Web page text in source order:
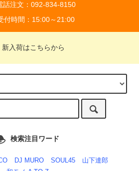
話注文：092-834-8150
付時間：15:00～21:00
新入荷はこちらから
検索注目ワード
DJ MURO SOUL45
山下達郎